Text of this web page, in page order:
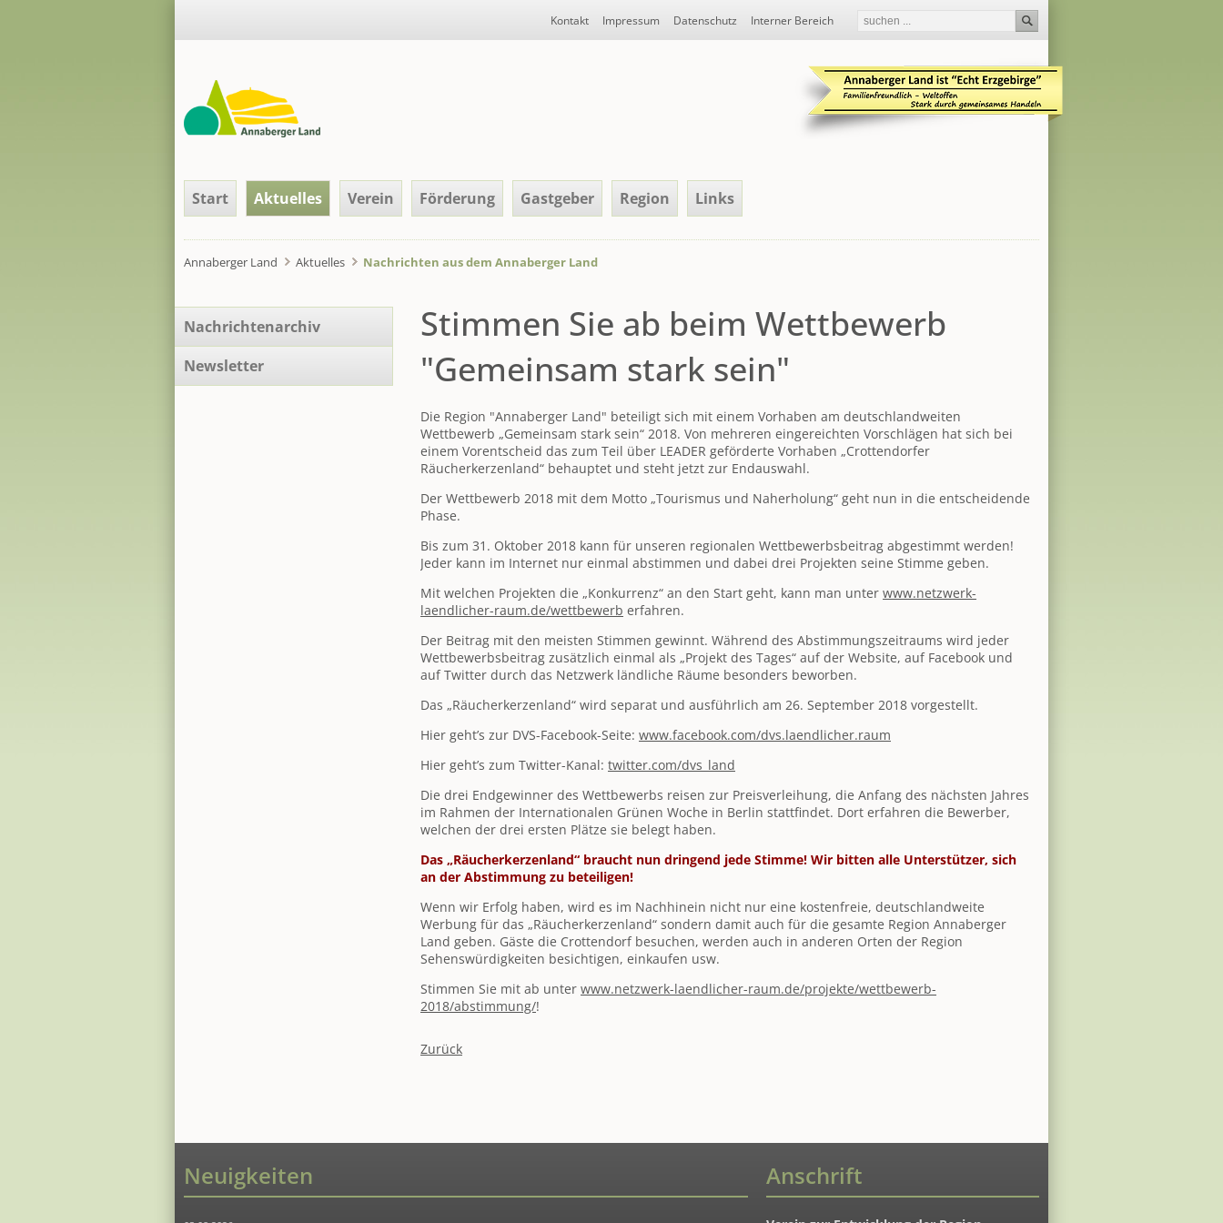
Navigation
überspringen
Kontakt Impressum Datenschutz Interner Bereich
überspringen
Start Aktuelles Verein Förderung Gastgeber Region Links
Annaberger Land Aktuelles Nachrichten aus dem Annaberger Land
Stimmen Sie ab beim Wettbewerb
"Gemeinsam stark sein"
Die Region "Annaberger Land" beteiligt sich mit einem Vorhaben am deutschlandweiten
Wettbewerb „Gemeinsam stark sein“ 2018. Von mehreren eingereichten Vorschlägen hat sich bei
einem Vorentscheid das zum Teil über LEADER geförderte Vorhaben „Crottendorfer
Räucherkerzenland“ behauptet und steht jetzt zur Endauswahl.
Der Wettbewerb 2018 mit dem Motto „Tourismus und Naherholung“ geht nun in die entscheidende
Phase.
Bis zum 31. Oktober 2018 kann für unseren regionalen Wettbewerbsbeitrag abgestimmt werden!
Jeder kann im Internet nur einmal abstimmen und dabei drei Projekten seine Stimme geben.
Mit welchen Projekten die „Konkurrenz“ an den Start geht, kann man unter www.netzwerk-
laendlicher-raum.de/wettbewerb erfahren.
Der Beitrag mit den meisten Stimmen gewinnt. Während des Abstimmungszeitraums wird jeder
Wettbewerbsbeitrag zusätzlich einmal als „Projekt des Tages“ auf der Website, auf Facebook und
auf Twitter durch das Netzwerk ländliche Räume besonders beworben.
Das „Räucherkerzenland“ wird separat und ausführlich am 26. September 2018 vorgestellt.
Hier geht’s zur DVS-Facebook-Seite: www.facebook.com/dvs.laendlicher.raum
Hier geht’s zum Twitter-Kanal: twitter.com/dvs_land
Die drei Endgewinner des Wettbewerbs reisen zur Preisverleihung, die Anfang des nächsten Jahres
im Rahmen der Internationalen Grünen Woche in Berlin stattfindet. Dort erfahren die Bewerber,
welchen der drei ersten Plätze sie belegt haben.
Das „Räucherkerzenland“ braucht nun dringend jede Stimme! Wir bitten alle Unterstützer, sich
an der Abstimmung zu beteiligen!
Wenn wir Erfolg haben, wird es im Nachhinein nicht nur eine kostenfreie, deutschlandweite
Werbung für das „Räucherkerzenland“ sondern damit auch für die gesamte Region Annaberger
Land geben. Gäste die Crottendorf besuchen, werden auch in anderen Orten der Region
Sehenswürdigkeiten besichtigen, einkaufen usw.
Stimmen Sie mit ab unter www.netzwerk-laendlicher-raum.de/projekte/wettbewerb-
2018/abstimmung/!
Zurück
Navigation
überspringen
Nachrichtenarchiv
Newsletter
Neuigkeiten Anschrift